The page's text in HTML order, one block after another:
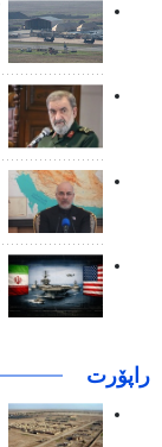
راپۆرت